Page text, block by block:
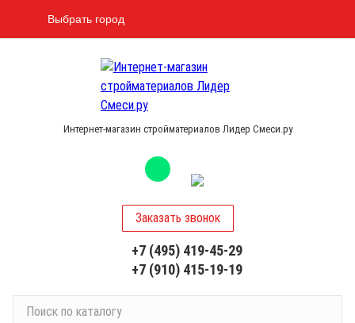
Выбрать город
Интернет-магазин стройматериалов Лидер Смеси.ру
Заказать звонок
+7 (495) 419-45-29
+7 (910) 415-19-19